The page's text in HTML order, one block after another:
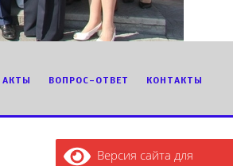
ВОПРОС-ОТВЕТ КОНТАКТЫ
Версия сайта для